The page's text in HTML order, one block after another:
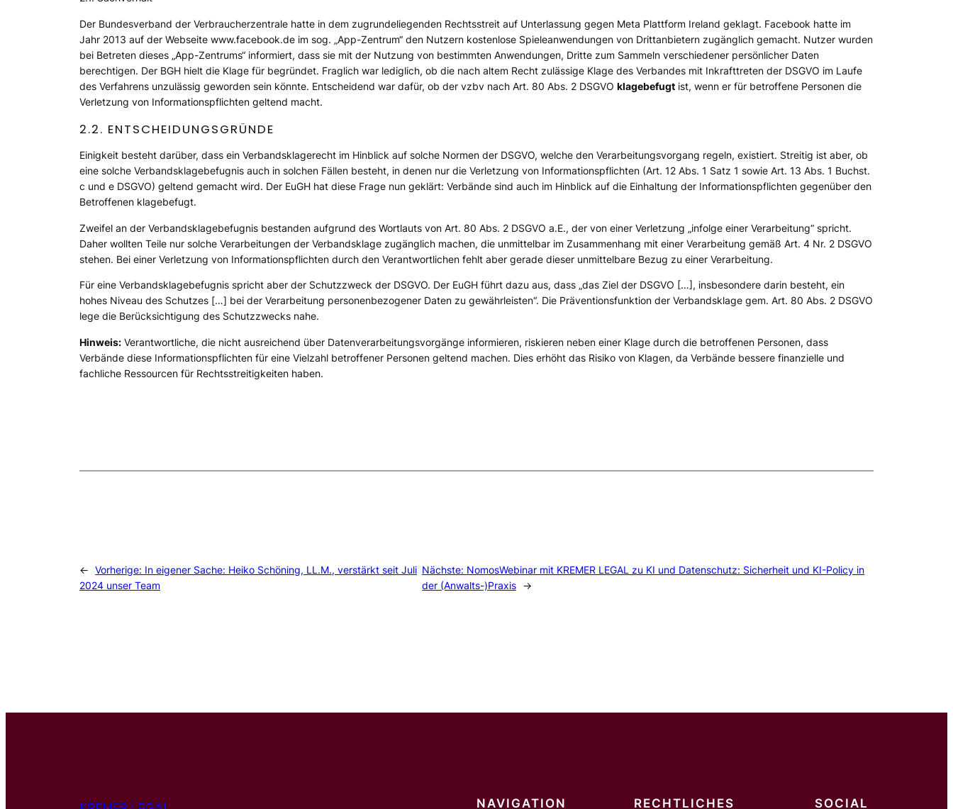
Der Bundesverband der Verbraucherzentrale hatte in dem zugrundeliegenden Rechtsstreit auf Unterlassung gegen Meta Plattform Ireland geklagt. Facebook hatte im
Jahr 2013 auf der Webseite www.facebook.de im sog. „App-Zentrum“ den Nutzern kostenlose Spieleanwendungen von Drittanbietern zugänglich gemacht. Nutzer wurden
bei Betreten dieses „App-Zentrums“ informiert, dass sie mit der Nutzung von bestimmten Anwendungen, Dritte zum Sammeln verschiedener persönlicher Daten
berechtigen. Der BGH hielt die Klage für begründet. Fraglich war lediglich, ob die nach altem Recht zulässige Klage des Verbandes mit Inkrafttreten der DSGVO im Laufe
des Verfahrens unzulässig geworden sein könnte. Entscheidend war dafür, ob der vzbv nach Art. 80 Abs. 2 DSGVO klagebefugt ist, wenn er für betroffene Personen die
Verletzung von Informationspflichten geltend macht.
2.2. ENTSCHEIDUNGSGRÜNDE
Einigkeit besteht darüber, dass ein Verbandsklagerecht im Hinblick auf solche Normen der DSGVO, welche den Verarbeitungsvorgang regeln, existiert. Streitig ist aber, ob
eine solche Verbandsklagebefugnis auch in solchen Fällen besteht, in denen nur die Verletzung von Informationspflichten (Art. 12 Abs. 1 Satz 1 sowie Art. 13 Abs. 1 Buchst.
c und e DSGVO) geltend gemacht wird. Der EuGH hat diese Frage nun geklärt: Verbände sind auch im Hinblick auf die Einhaltung der Informationspflichten gegenüber den
Betroffenen klagebefugt.
Zweifel an der Verbandsklagebefugnis bestanden aufgrund des Wortlauts von Art. 80 Abs. 2 DSGVO a.E., der von einer Verletzung „infolge einer Verarbeitung“ spricht.
Daher wollten Teile nur solche Verarbeitungen der Verbandsklage zugänglich machen, die unmittelbar im Zusammenhang mit einer Verarbeitung gemäß Art. 4 Nr. 2 DSGVO
stehen. Bei einer Verletzung von Informationspflichten durch den Verantwortlichen fehlt aber gerade dieser unmittelbare Bezug zu einer Verarbeitung.
Für eine Verbandsklagebefugnis spricht aber der Schutzzweck der DSGVO. Der EuGH führt dazu aus, dass „das Ziel der DSGVO […], insbesondere darin besteht, ein
hohes Niveau des Schutzes […] bei der Verarbeitung personenbezogener Daten zu gewährleisten“. Die Präventionsfunktion der Verbandsklage gem. Art. 80 Abs. 2 DSGVO
lege die Berücksichtigung des Schutzzwecks nahe.
Hinweis: Verantwortliche, die nicht ausreichend über Datenverarbeitungsvorgänge informieren, riskieren neben einer Klage durch die betroffenen Personen, dass
Verbände diese Informationspflichten für eine Vielzahl betroffener Personen geltend machen. Dies erhöht das Risiko von Klagen, da Verbände bessere finanzielle und
fachliche Ressourcen für Rechtsstreitigkeiten haben.
← Vorherige: In eigener Sache: Heiko Schöning, LL.M., verstärkt seit Juli
2024 unser Team
Nächste: NomosWebinar mit KREMER LEGAL zu KI und Datenschutz: Sicherheit und KI-Policy in
der (Anwalts-)Praxis →
NAVIGATION RECHTLICHES SOCIAL